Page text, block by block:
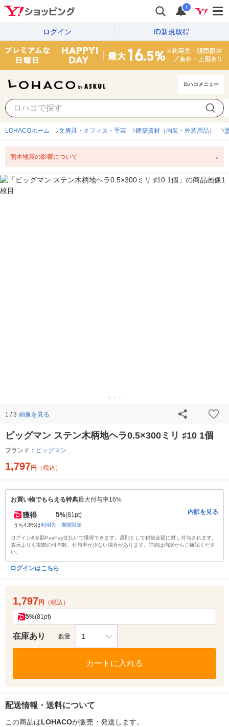
i
ログイン ID新規取得
ロハコメニュー
LOHACOホーム 文房具・オフィス・手芸 建築資材（内装・外装用品）
熊本地震の影響について
1 / 3 画像を見る
ビッグマン ステン木柄地ヘラ0.5×300ミリ ♯10 1個
ブランド： ビッグマン
1,797円 （税込）
お買い物でもらえる特典最大付与率16%
獲得 5%(81pt)
うち4.5%は利用先・期間限定
内訳を見る
ログイン&全額PayPay支払いで獲得できます。原則として税抜金額に対し付与されます。
表示よりも実際の付与数、付与率が少ない場合があります。詳細は内訳からご確認くださ
い。
ログインはこちら
1,797円 （税込）
5%(81pt)
在庫あり 数量 1
カートに入れる
配送情報・送料について
この商品はLOHACOが販売・発送します。